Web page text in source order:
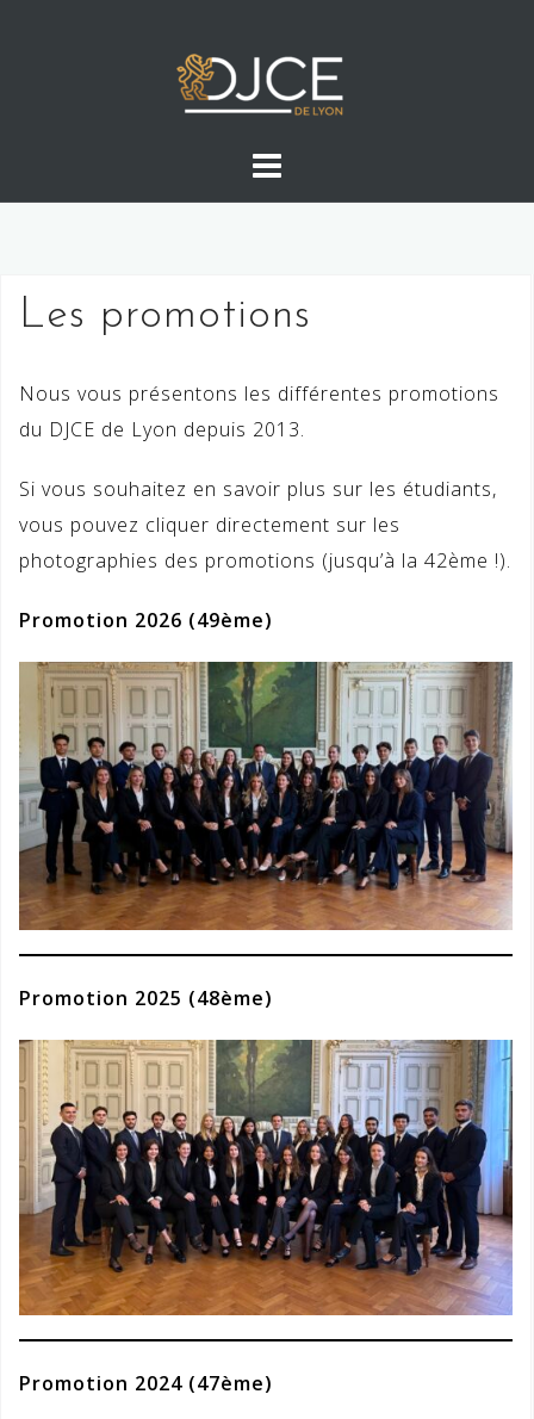
Les promotions
Nous vous présentons les différentes promotions
du DJCE de Lyon depuis 2013.
Si vous souhaitez en savoir plus sur les étudiants,
vous pouvez cliquer directement sur les
photographies des promotions (jusqu’à la 42ème !).
Promotion 2026 (49ème)
Promotion 2025 (48ème)
Promotion 2024 (47ème)